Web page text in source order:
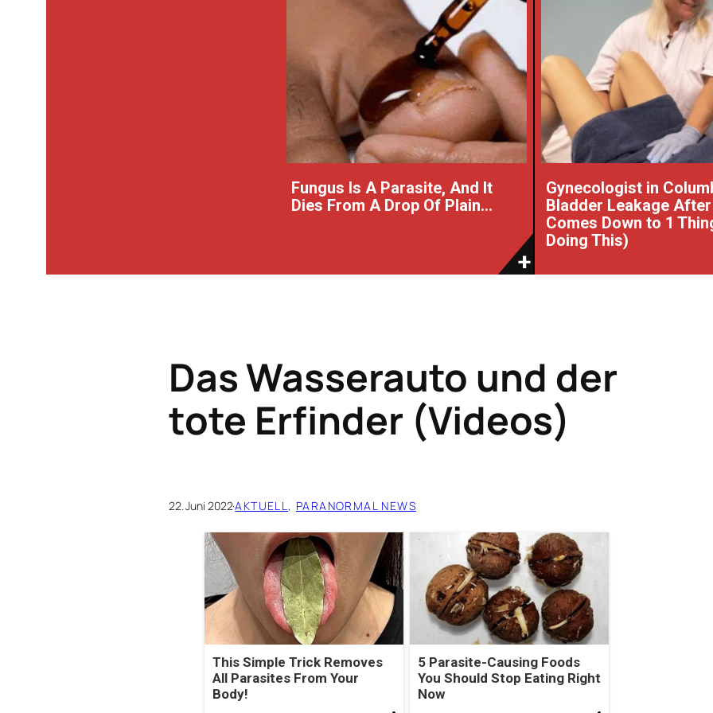
Fungus Is A Parasite, And It
Dies From A Drop Of Plain...
Gynecologist in
Bladder Leakage
Comes Down to 1
Doing This)
Das Wasserauto und der
tote Erfinder (Videos)
22. Juni 2022·AKTUELL, PARANORMAL NEWS
This Simple Trick Removes
All Parasites From Your
Body!
5 Parasite-Causing Foods
You Should Stop Eating Right
Now